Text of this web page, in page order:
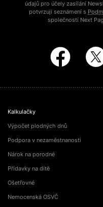
údajů pro účely zasílání
potvrzuji seznámení s
společností Next
Kalkulačky
Výpočet plodných dnů
Podpora v nezaměstnanosti
Nárok na porodné
Přídavky na dítě
Ošetřovné
Nemocenská OSVČ